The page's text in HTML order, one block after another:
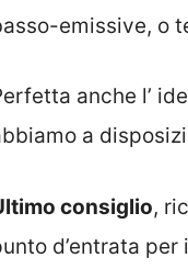
emissive, o
anche l’
a
consiglio,
d’entrata